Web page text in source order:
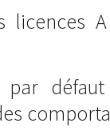
licences